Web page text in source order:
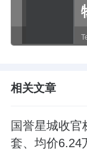
尽管土拍市
源，主推
目前网签80套
相关文章
国誉星城收官
套、均价6.24